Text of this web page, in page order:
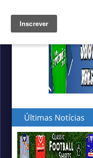
Últimas Notícias
Sudu